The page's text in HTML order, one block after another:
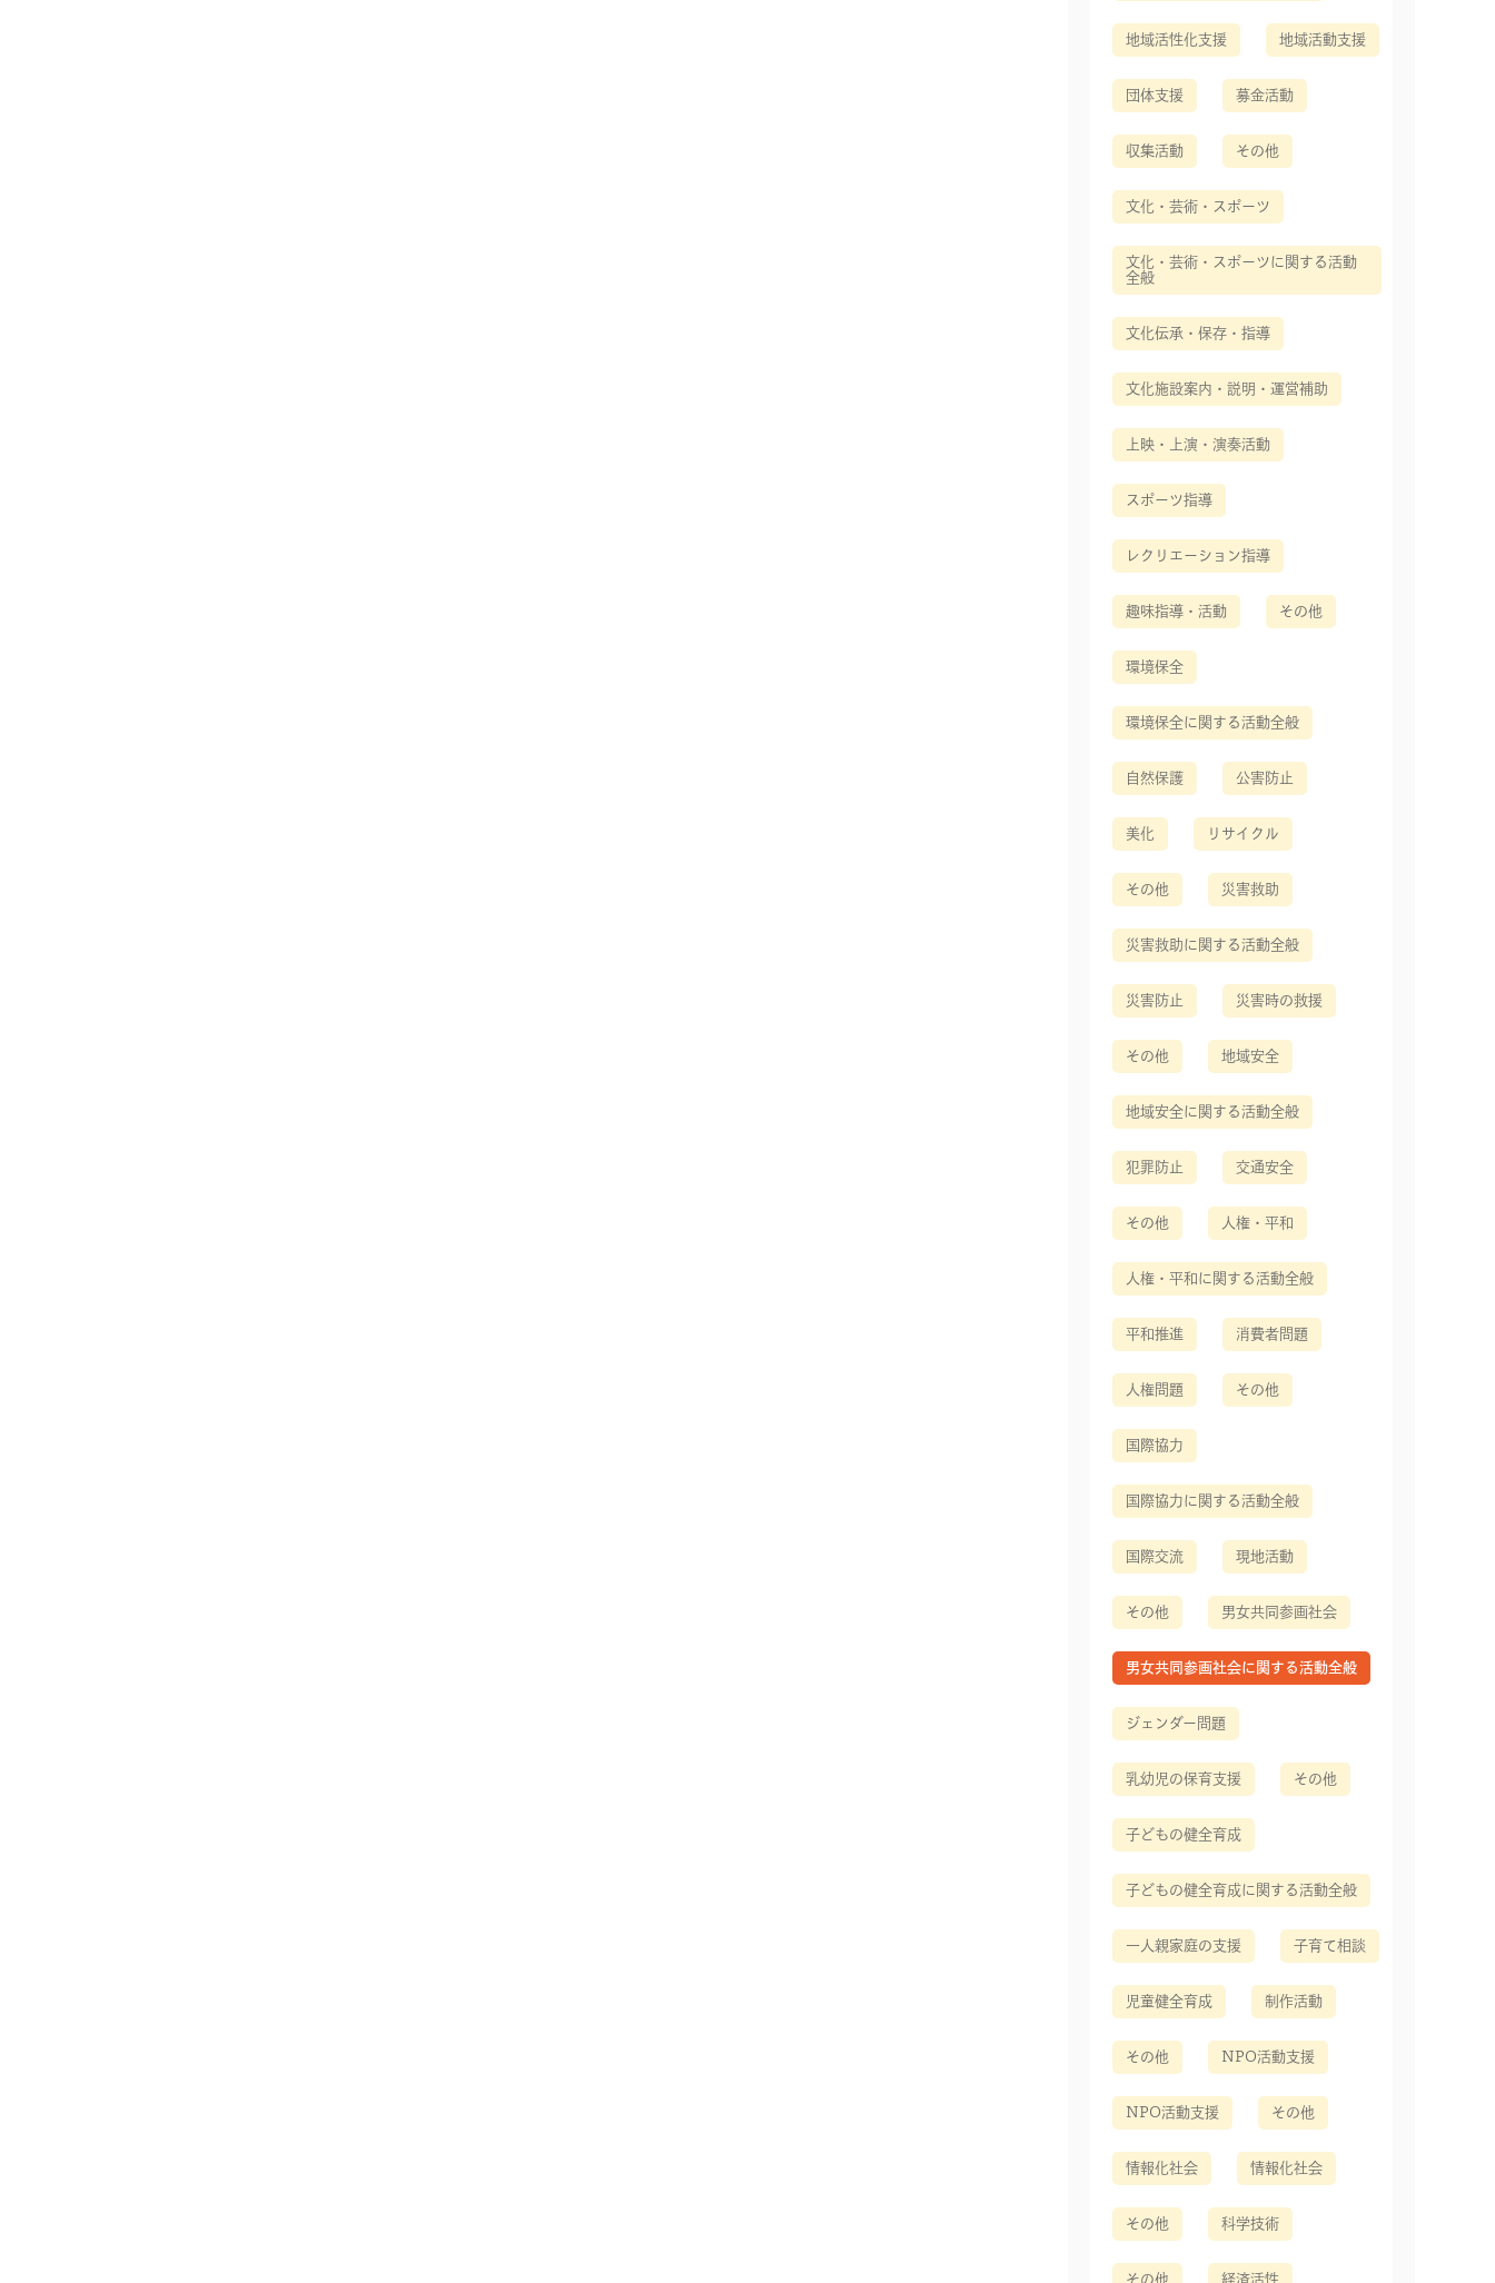
地域活性化支援 地域活動支援
団体支援 募金活動
収集活動 その他
文化・芸術・スポーツ
文化・芸術・スポーツに関する活動
全般
文化伝承・保存・指導
文化施設案内・説明・運営補助
上映・上演・演奏活動
スポーツ指導
レクリエーション指導
趣味指導・活動 その他
環境保全
環境保全に関する活動全般
自然保護 公害防止
美化 リサイクル
その他 災害救助
災害救助に関する活動全般
災害防止 災害時の救援
その他 地域安全
地域安全に関する活動全般
犯罪防止 交通安全
その他 人権・平和
人権・平和に関する活動全般
平和推進 消費者問題
人権問題 その他
国際協力
国際協力に関する活動全般
国際交流 現地活動
その他 男女共同参画社会
男女共同参画社会に関する活動全般
ジェンダー問題
乳幼児の保育支援 その他
子どもの健全育成
子どもの健全育成に関する活動全般
一人親家庭の支援 子育て相談
児童健全育成 制作活動
その他 NPO活動支援
NPO活動支援 その他
情報化社会 情報化社会
その他 科学技術
その他 経済活性